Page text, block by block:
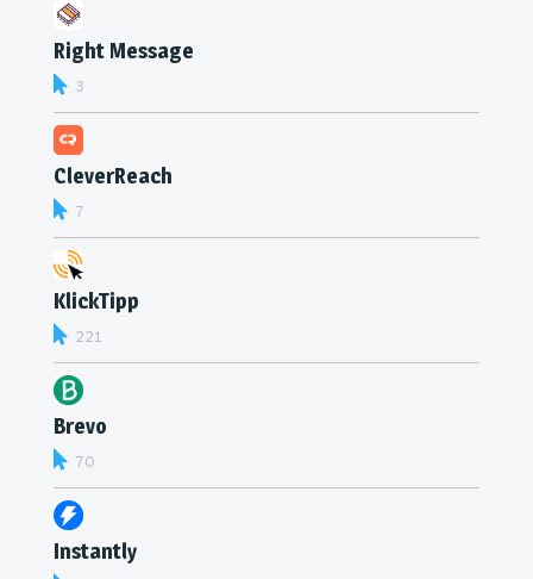
Right Message
3
CleverReach
7
KlickTipp
221
Brevo
70
Instantly